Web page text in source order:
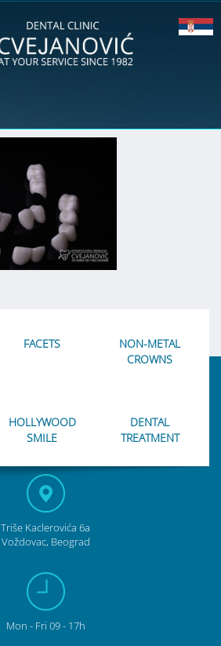
FACETS
NON-METAL
CROWNS
HOLLYWOOD
SMILE
DENTAL
TREATMENT
Triše Kaclerovića 6a
Voždovac, Beograd
Mon - Fri 09 - 17h